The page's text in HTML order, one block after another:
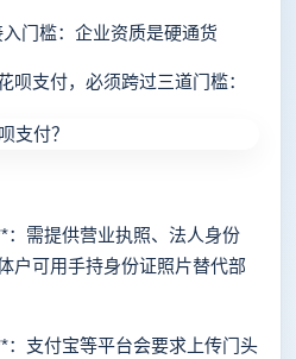
门槛：企业资质是硬通货
支付，必须跨过三道门槛：
需提供营业执照、法人身份
户可用手持身份证照片替代部
支付宝等平台会要求上传门头